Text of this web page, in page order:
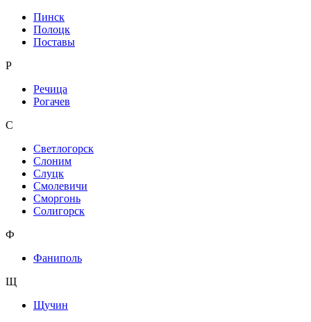
Пинск
Полоцк
Поставы
Р
Речица
Рогачев
С
Светлогорск
Слоним
Слуцк
Смолевичи
Сморгонь
Солигорск
Ф
Фаниполь
Щ
Щучин